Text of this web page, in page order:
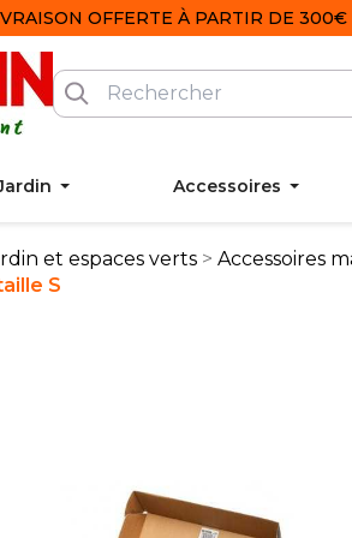
OFFERTE À PARTIR DE
Accessoires
et espaces verts
Accessoires
S